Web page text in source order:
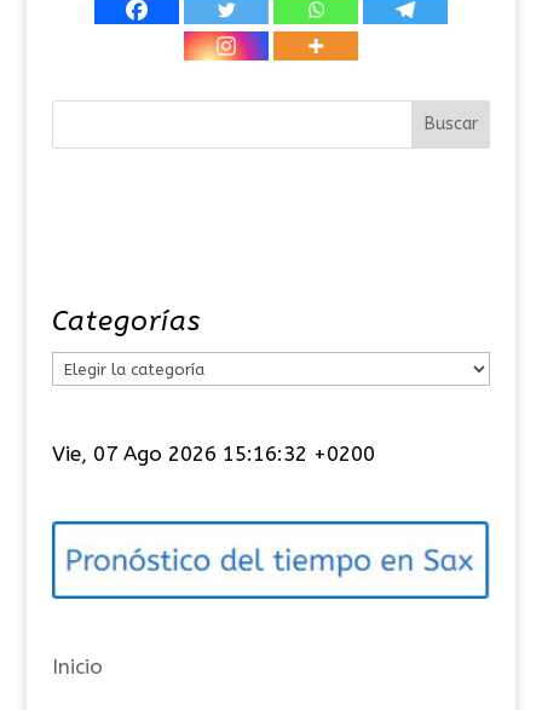
Categorías
e
o
í
s
Vie, 07 Ago 2026 15:16:32 +0200
Inicio